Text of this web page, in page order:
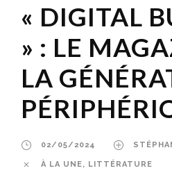
« DIGITAL
» : LE
LA
02/05/2024
À LA UNE, LITTÉRATURE